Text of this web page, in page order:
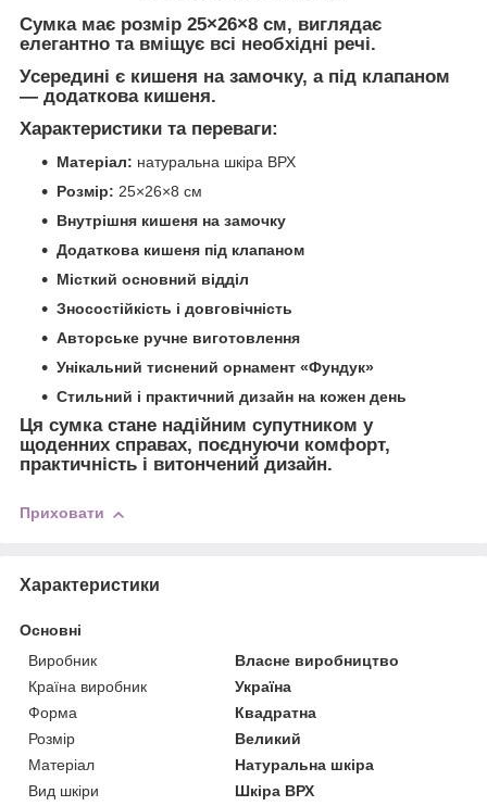
Сумка має розмір 25×26×8 см, виглядає
елегантно та вміщує всі необхідні речі.
Усередині є кишеня на замочку, а під клапаном
— додаткова кишеня.
Характеристики та переваги:
Матеріал: натуральна шкіра ВРХ
Розмір: 25×26×8 см
Внутрішня кишеня на замочку
Додаткова кишеня під клапаном
Місткий основний відділ
Зносостійкість і довговічність
Авторське ручне виготовлення
Унікальний тиснений орнамент «Фундук»
Стильний і практичний дизайн на кожен день
Ця сумка стане надійним супутником у
щоденних справах, поєднуючи комфорт,
практичність і витончений дизайн.
Приховати
Характеристики
Основні
Виробник
Власне виробництво
Країна виробник
Україна
Форма
Квадратна
Розмір
Великий
Матеріал
Натуральна шкіра
Вид шкіри
Шкіра ВРХ